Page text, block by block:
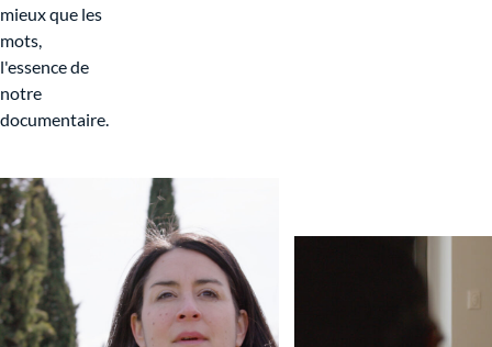
mieux que les
mots,
l'essence de
notre
documentaire.